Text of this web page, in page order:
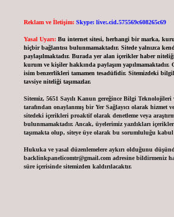
Reklam ve İletişim: Skype: live:.cid.575569c608265c69
Yasal Uyarı: Bu internet sitesi, herhangi bir marka,
hiçbir bağlantısı bulunmamaktadır. Sitede yalnızca
paylaşılmaktadır. Burada yer alan içerikler haber
kurum ve kişiler hakkında paylaşım yapılmamaktadır.
isim benzerlikleri tamamen tesadüfidir. Sitemizdeki
tavsiye niteliği taşımazlar.
Sitemiz, 5651 Sayılı Kanun gereğince Bilgi
tarafından onaylanmış bir Yer Sağlayıcı olarak hizmet
sitedeki içerikleri proaktif olarak denetleme veya
bulunmamaktadır. Ancak, üyelerimiz yazdıkları
taşımakta olup, siteye üye olarak bu sorumluluğu kabul
Hukuka ve yasal düzenlemelere aykırı olduğunu
backlinkpanelicomtr@gmail.comadresine bildirmeniz
süre içerisinde sitemizden kaldırılacaktır.